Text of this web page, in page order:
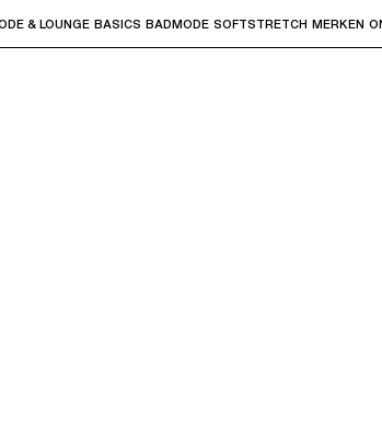
submenu's te openen en "Pijl omhoog" of
& LOUNGE BASICS BADMODE SOFTSTRETCH MERKEN